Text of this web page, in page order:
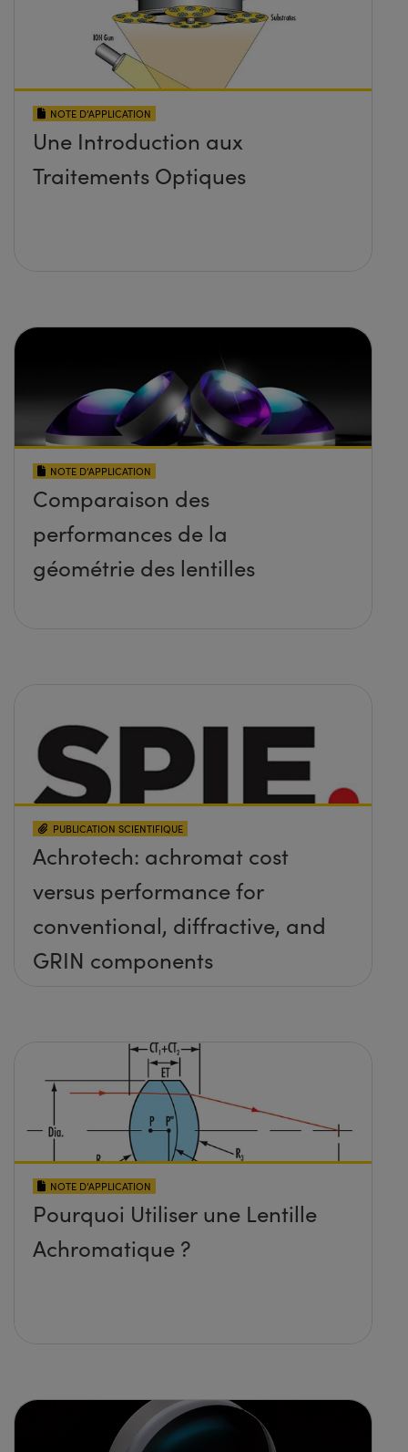
NOTE D’APPLICATION
Une Introduction aux
Traitements Optiques
NOTE D’APPLICATION
Comparaison des
performances de la
géométrie des lentilles
PUBLICATION SCIENTIFIQUE
Achrotech: achromat cost
versus performance for
conventional, diffractive, and
GRIN components
NOTE D’APPLICATION
Pourquoi Utiliser une Lentille
Achromatique ?